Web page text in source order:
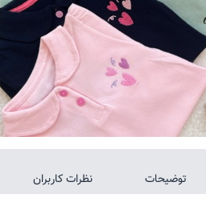
توضیحات نظرات کاربران